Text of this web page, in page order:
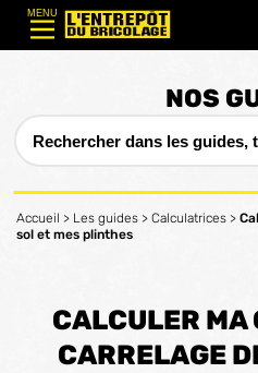
MENU
NOS
Accueil > Les guides > Calculatrices >
sol et mes plinthes
CALCULER MA
CARRELAGE